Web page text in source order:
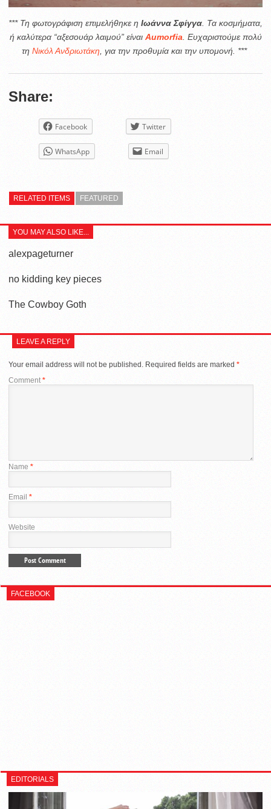
*** Τη φωτογράφιση επιμελήθηκε η Ιωάννα Σφίγγα . Τα κοσμήματα,
ή καλύτερα “αξεσουάρ λαιμού” είναι Aumorfia . Ευχαριστούμε πολύ
τη Νικόλ Ανδριωτάκη , για την προθυμία και την υπομονή. ***
Share:
Facebook Twitter
WhatsApp Email
RELATED ITEMS FEATURED
YOU MAY ALSO LIKE...
alexpageturner
no kidding key pieces
The Cowboy Goth
LEAVE A REPLY
Your email address will not be published. Required fields are marked *
Comment*
Name *
Email *
Website
FACEBOOK
EDITORIALS